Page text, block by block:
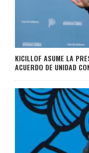
KICILLOF ASUME LA
ACUERDO DE UNIDAD